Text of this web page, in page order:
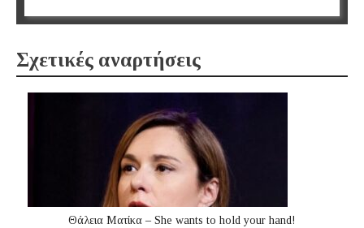
Σχετικές αναρτήσεις
Θάλεια Ματίκα – She wants to hold your hand!